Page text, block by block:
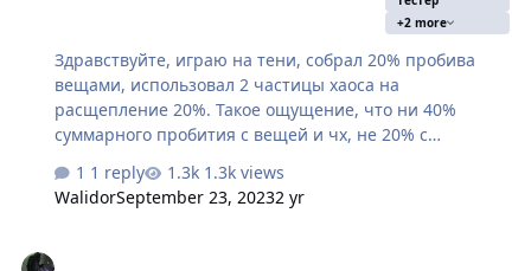
+2 more
Здравствуйте, играю на тени, собрал 20% пробива
вещами, использовал 2 частицы хаоса на
расщепление 20%. Такое ощущение, что ни 40%
суммарного пробития с вещей и чх, не 20% с
арене по записи в левом верхнем углу экрана 2300,
атака по танку с руки 1100. Это без расщепления, 20%
1 reply
1.3k views
WalidorSeptember 23, 20232 yr